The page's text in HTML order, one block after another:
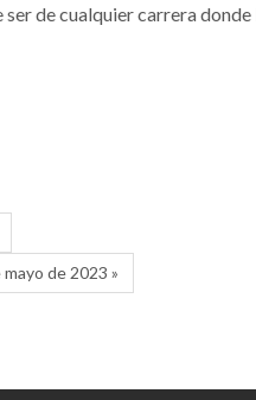
de cualquier carrera
de 2023 »